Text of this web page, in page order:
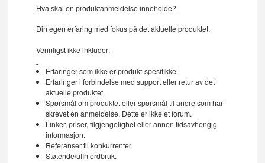
Hva skal en produktanmeldelse inneholde?
Din egen erfaring med fokus på det aktuelle produktet.
Vennligst ikke inkluder:
Erfaringer som ikke er produkt-spesifikke.
Erfaringer i forbindelse med support eller retur av det
aktuelle produktet.
Spørsmål om produktet eller spørsmål til andre som har
skrevet en anmeldelse. Dette er ikke et forum.
Linker, priser, tilgjengelighet eller annen tidsavhengig
informasjon.
Referanser til konkurrenter
Støtende/ufin ordbruk.